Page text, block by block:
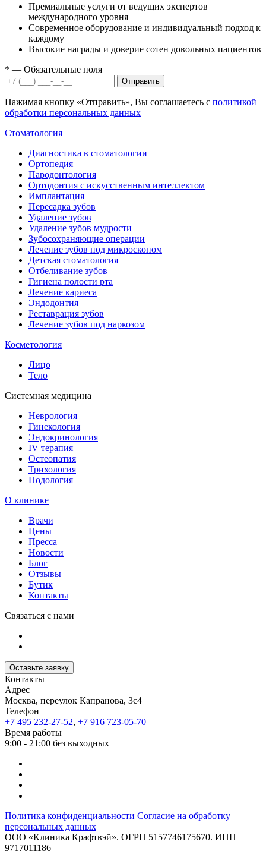
Премиальные услуги от ведущих экспертов
международного уровня
Современное оборудование и индивидуальный подход к
каждому
Высокие награды и доверие сотен довольных пациентов
* — Обязательные поля
Отправить
Нажимая кнопку «Отправить», Вы соглашаетесь с политикой
обработки персональных данных
Стоматология
Диагностика в стоматологии
Ортопедия
Пародонтология
Ортодонтия с искусственным интеллектом
Имплантация
Пересадка зубов
Удаление зубов
Удаление зубов мудрости
Зубосохраняющие операции
Лечение зубов под микроскопом
Детская стоматология
Отбеливание зубов
Гигиена полости рта
Лечение кариеса
Эндодонтия
Реставрация зубов
Лечение зубов под наркозом
Косметология
Лицо
Тело
Системная медицина
Неврология
Гинекология
Эндокринология
IV терапия
Остеопатия
Трихология
Подология
О клинике
Врачи
Цены
Пресса
Новости
Блог
Отзывы
Бутик
Контакты
Связаться с нами
Оставьте заявку
Контакты
Адрес
Москва, переулок Капранова, 3с4
Телефон
+7 495 232-27-52, +7 916 723-05-70
Время работы
9:00 - 21:00 без выходных
Политика конфиденциальности Согласие на обработку
персональных данных
ООО «Клиника Крафтвэй». ОГРН 5157746175670. ИНН
9717011186